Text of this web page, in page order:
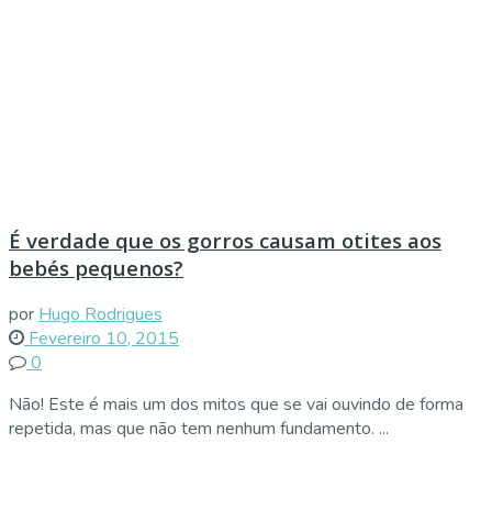
É verdade que os gorros causam otites aos
bebés pequenos?
por Hugo Rodrigues
Fevereiro 10, 2015
0
Não! Este é mais um dos mitos que se vai ouvindo de forma
repetida, mas que não tem nenhum fundamento. ...